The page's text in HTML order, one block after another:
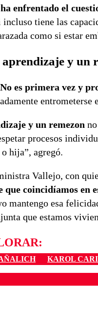
enfrentado el
tiene las
como si estar
aprendizaje y un
es primera vez y
y un remezon
procesos
hija”, agregó.
Vallejo, con
que coincidíamos en
mantengo esa
que estamos
KAROL